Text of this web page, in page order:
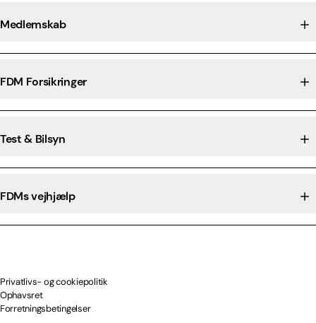
Medlemskab
FDM Forsikringer
Test & Bilsyn
FDMs vejhjælp
Privatlivs- og cookiepolitik
Ophavsret
Forretningsbetingelser